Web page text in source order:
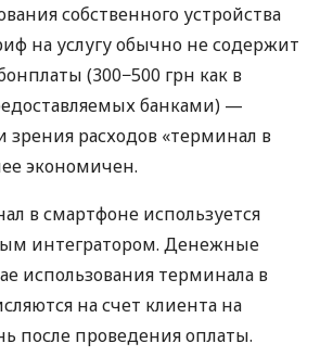
собственного устройства
на услугу обычно не содержит
(300−500 грн как в
банками) —
зрения расходов «терминал в
экономичен.
в смартфоне используется
интегратором. Денежные
использования терминала в
на счет клиента на
после проведения оплаты.